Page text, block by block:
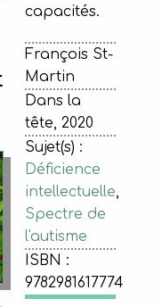
capacités.
François St-
Martin
Dans la
tête, 2020
Sujet(s) :
Déficience
intellectuelle,
Spectre de
l'autisme
ISBN :
9782981617774